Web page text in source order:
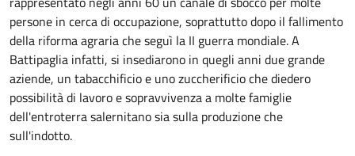
persone in cerca di occupazione, soprattutto dopo il fallimento
della riforma agraria che seguì la II guerra mondiale. A
Battipaglia infatti, si insediarono in quegli anni due grande
aziende, un tabacchificio e uno zuccherificio che diedero
possibilità di lavoro e sopravvivenza a molte famiglie
dell'entroterra salernitano sia sulla produzione che
sull'indotto.